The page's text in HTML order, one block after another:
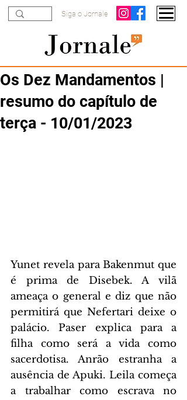
Siga o Jornale
Os Dez Mandamentos |
resumo do capítulo de
terça - 10/01/2023
Yunet revela para Bakenmut que
é prima de Disebek. A vilã
ameaça o general e diz que não
permitirá que Nefertari deixe o
palácio. Paser explica para a
filha como será a vida como
sacerdotisa. Anrão estranha a
ausência de Apuki. Leila começa
a trabalhar como escrava no